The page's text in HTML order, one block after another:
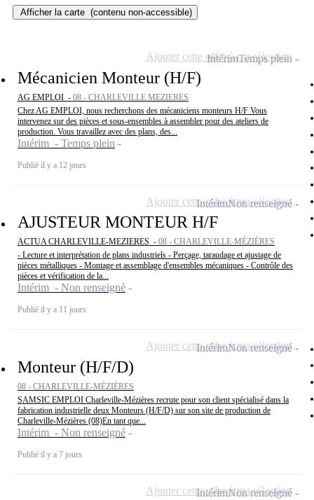
Afficher la carte (contenu non-accessible)
Mécanicien Monteur (H/F)
AG EMPLOI - 08 - CHARLEVILLE MEZIERES
Chez AG EMPLOI, nous recherchons des mécaniciens monteurs H/F Vous
intervenez sur des pièces et sous-ensembles à assembler pour des ateliers de
production. Vous travaillez avec des plans, des...
Intérim - Temps plein
Publié il y a 12 jours
IntérimTemps plein
Ajouter cette offre à ma sélection
AJUSTEUR MONTEUR H/F
ACTUA CHARLEVILLE-MEZIERES - 08 - CHARLEVILLE-MÉZIÈRES
- Lecture et interprétation de plans industriels - Perçage, taraudage et ajustage de
pièces métalliques - Montage et assemblage d'ensembles mécaniques - Contrôle des
pièces et vérification de la...
Intérim - Non renseigné
Publié il y a 11 jours
IntérimNon renseigné
Ajouter cette offre à ma sélection
Monteur (H/F/D)
08 - CHARLEVILLE-MÉZIÈRES
SAMSIC EMPLOI Charleville-Mézières recrute pour son client spécialisé dans la
fabrication industrielle deux Monteurs (H/F/D) sur son site de production de
Charleville-Mézières (08)En tant que...
Intérim - Non renseigné
Publié il y a 7 jours
IntérimNon renseigné
Ajouter cette offre à ma sélection
IntérimNon renseigné
Ajouter cette offre à ma sélection